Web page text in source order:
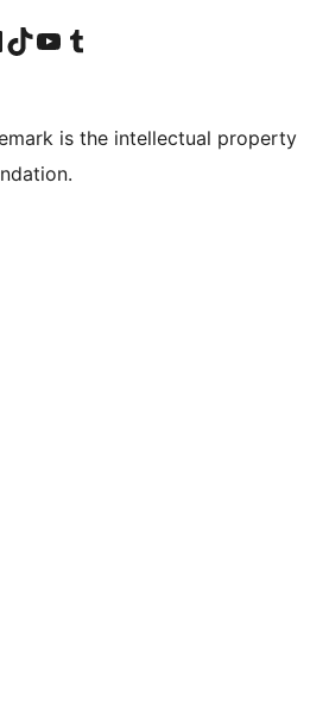
Facebook
conta do Instagram
nossa conta do LinkedIn
Acessar nossa conta do TikTok
Acessar nosso canal do YouTube
Acessar nossa conta no Tumblr
is the intellectual property